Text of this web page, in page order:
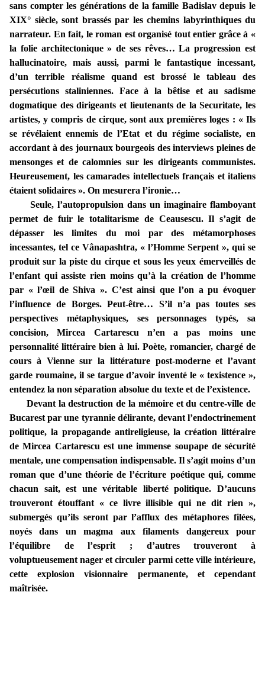
sans compter les générations de la famille Badislav depuis le
XIX° siècle, sont brassés par les chemins labyrinthiques du
narrateur. En fait, le roman est organisé tout entier grâce à «
la folie architectonique » de ses rêves… La progression est
hallucinatoire, mais aussi, parmi le fantastique incessant,
d’un terrible réalisme quand est brossé le tableau des
persécutions staliniennes. Face à la bêtise et au sadisme
dogmatique des dirigeants et lieutenants de la Securitate, les
artistes, y compris de cirque, sont aux premières loges : « Ils
se révélaient ennemis de l’Etat et du régime socialiste, en
accordant à des journaux bourgeois des interviews pleines de
mensonges et de calomnies sur les dirigeants communistes.
Heureusement, les camarades intellectuels français et italiens
étaient solidaires ». On mesurera l’ironie…
Seule, l’autopropulsion dans un imaginaire flamboyant
permet de fuir le totalitarisme de Ceausescu. Il s’agit de
dépasser les limites du moi par des métamorphoses
incessantes, tel ce Vânapashtra, « l’Homme Serpent », qui se
produit sur la piste du cirque et sous les yeux émerveillés de
l’enfant qui assiste rien moins qu’à la création de l’homme
par « l’œil de Shiva ». C’est ainsi que l’on a pu évoquer
l’influence de Borges. Peut-être… S’il n’a pas toutes ses
perspectives métaphysiques, ses personnages typés, sa
concision, Mircea Cartarescu n’en a pas moins une
personnalité littéraire bien à lui. Poète, romancier, chargé de
cours à Vienne sur la littérature post-moderne et l’avant
garde roumaine, il se targue d’avoir inventé le « texistence »,
entendez la non séparation absolue du texte et de l’existence.
Devant la destruction de la mémoire et du centre-ville de
Bucarest par une tyrannie délirante, devant l’endoctrinement
politique, la propagande antireligieuse, la création littéraire
de Mircea Cartarescu est une immense soupape de sécurité
mentale, une compensation indispensable. Il s’agit moins d’un
roman que d’une théorie de l’écriture poétique qui, comme
chacun sait, est une véritable liberté politique. D’aucuns
trouveront étouffant « ce livre illisible qui ne dit rien »,
submergés qu’ils seront par l’afflux des métaphores filées,
noyés dans un magma aux filaments dangereux pour
l’équilibre de l’esprit ; d’autres trouveront à
voluptueusement nager et circuler parmi cette ville intérieure,
cette explosion visionnaire permanente, et cependant
maîtrisée.